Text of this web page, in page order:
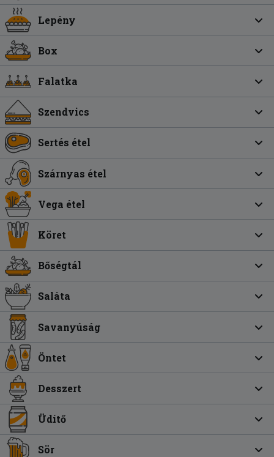
Lepény
Box
Falatka
Szendvics
Sertés étel
Szárnyas étel
Vega étel
Köret
Bőségtál
Saláta
Savanyúság
Öntet
Desszert
Üdítő
Sör